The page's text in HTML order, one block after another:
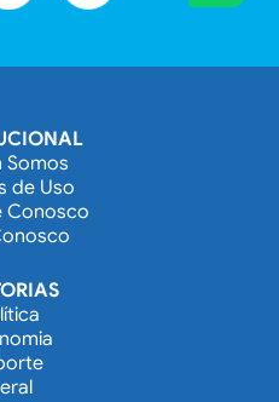
Somos
de Uso
Conosco